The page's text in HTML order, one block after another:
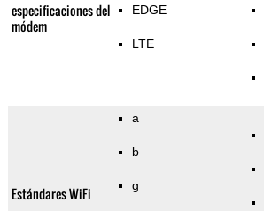
especificaciones del
módem
EDGE
LTE
Estándares WiFi
a
b
g